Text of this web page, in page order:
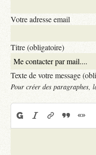
Votre adresse email
Titre (obligatoire)
Texte de votre message
Pour créer des paragraphes,